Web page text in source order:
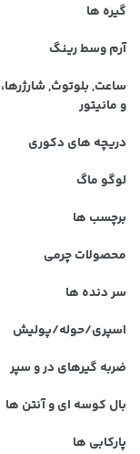
گیره ها
آرم وسط رینگ
ساعت, بلوتوث, شارژرها،
و مانیتور
دریچه های دکوری
لوگو ماگ
برچسب ها
محصولات چرمی
سر دنده ها
اسپری/حوله/پولیش
ضربه گیرهای در و سپر
بال کوسه ای و آنتن ها
پارکابی ها